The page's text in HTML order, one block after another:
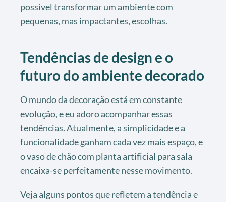
possível transformar um ambiente com
pequenas, mas impactantes, escolhas.
Tendências de design e o
futuro do ambiente decorado
O mundo da decoração está em constante
evolução, e eu adoro acompanhar essas
tendências. Atualmente, a simplicidade e a
funcionalidade ganham cada vez mais espaço, e
o vaso de chão com planta artificial para sala
encaixa-se perfeitamente nesse movimento.
Veja alguns pontos que refletem a tendência e